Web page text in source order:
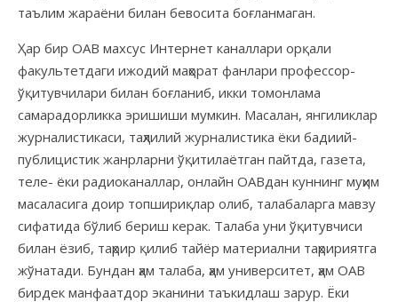
таълим жараёни билан бевосита боғланмаган.
Ҳар бир ОАВ махсус Интернет каналлари орқали
факультетдаги ижодий маҳорат фанлари профессор-
ўқитувчилари билан боғланиб, икки томонлама
самарадорликка эришиши мумкин. Масалан, янгиликлар
журналистикаси, таҳлилий журналистика ёки бадиий-
публицистик жанрларни ўқитилаётган пайтда, газета,
теле- ёки радиоканаллар, онлайн ОАВдан куннинг муҳим
масаласига доир топшириқлар олиб, талабаларга мавзу
сифатида бўлиб бериш керак. Талаба уни ўқитувчиси
билан ёзиб, таҳрир қилиб тайёр материални таҳририятга
жўнатади. Бундан ҳам талаба, ҳам университет, ҳам ОАВ
бирдек манфаатдор эканини таъкидлаш зарур. Ёки